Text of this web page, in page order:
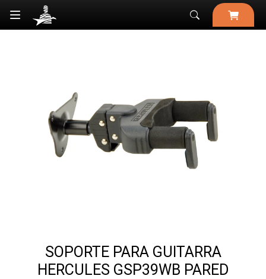

SOPORTE PARA GUITARRA
HERCULES GSP39WB PARED